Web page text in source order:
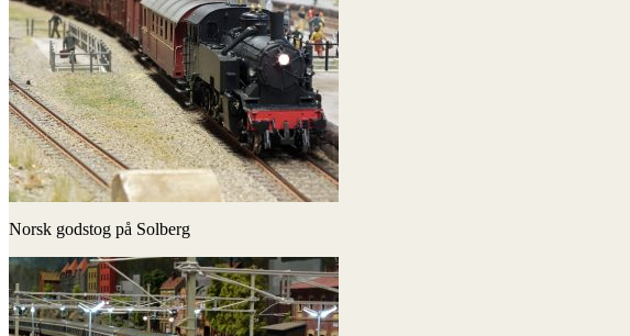
Norsk godstog på Solberg